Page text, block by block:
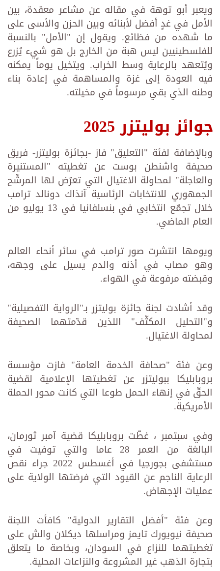
ويعبر أبو توهة في مقاله عن مشاعر معقدة، بين
الأمل في غدٍ أفضل لأبنائه وبين الحزن والأسى على
ما شهده من فظائع. ويقول إن "الأمل" بالنسبة
للفلسطينيين ليس هبة من الخارج بل هو شيء يُزرع
ويُتعهد بالرعاية وسط الخراب. ويتخيل يوماً يمكنه
فيه العودة إلى غزة والمساهمة في إعادة بناء
وطنه الذي بقي مرسوماً في مخيلته.
جوائز بوليتزر 2025
وبالإضافة لفئة "التعليق" فاز -بجائزة بوليتزر- فريق
صحيفة واشنطن بوست عن تغطيته "المستنيرة
والعاجلة" لمحاولة الاغتيال التي تعرّض لها المرشّح
الجمهوري للانتخابات الرئاسية آنذاك دونالد ترامب
خلال تجمّع انتخابي في بنسلفانيا في 13 يوليو من
العام الماضي.
ويومها انتشرت صور ترامب في سائر أنحاء العالم
وهو مصاب في أذنه والدم يسيل على وجهه،
وقبضته مرفوعة في الهواء.
وقد أشادت لجنة جائزة بوليتزر بـ"الرواية التفصيلية"
و"التحليل المكثّف" اللذين قدّمتهما الصحيفة
لمحاولة الاغتيال.
وعن فئة "صحافة الخدمة العامة" فازت مؤسسة
بروبابليكا ببوليتزر عن تغطيتها الإعلامية لقضية
الحقّ في إنهاء الحمل طوعا التي كانت محور الحملة
الأمريكية.
وفي سبتمبر ، غطّت بروبابليكا قضية آمبر ثورمان،
البالغة من العمر 28 عاما والتي توفيت في
مستشفى بجورجيا في أغسطس 2022 جراء نقص
الرعاية الناجم عن القيود التي فرضتها الولاية على
عمليات الإجهاض.
وعن فئة "أفضل التقارير الدولية" كافأت اللجنة
صحيفة نيويورك تايمز ومراسلها ديكلان والش على
تغطيتهما للنزاع في السودان، وبخاصة ما يتعلق
بتجارة الذهب غير المشروعة والنزاعات المحلية.